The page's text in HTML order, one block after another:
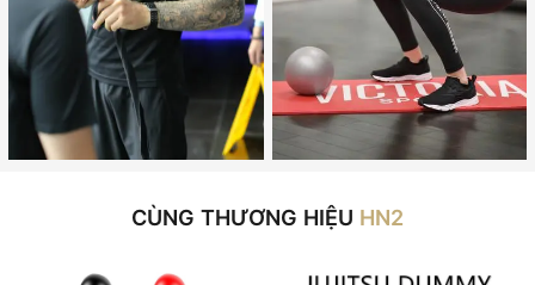
CÙNG THƯƠNG HIỆU HN2